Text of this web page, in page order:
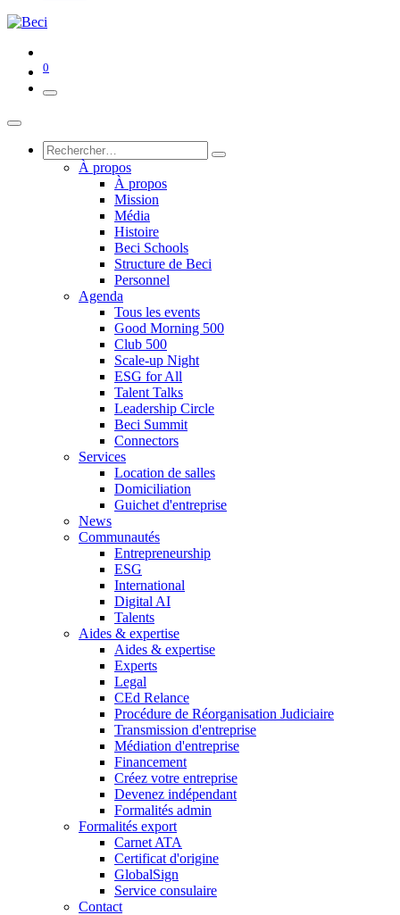
0
À propos
À propos
Mission
Média
Histoire
Beci Schools
Structure de Beci
Personnel
Agenda
Tous les events
Good Morning 500
Club 500
Scale-up Night
ESG for All
Talent Talks
Leadership Circle
Beci Summit
Connectors
Services
Location de salles
Domiciliation
Guichet d'entreprise
News
Communautés
Entrepreneurship
ESG
International
Digital AI
Talents
Aides & expertise
Aides & expertise
Experts
Legal
CEd Relance
Procédure de Réorganisation Judiciaire
Transmission d'entreprise
Médiation d'entreprise
Financement
Créez votre entreprise
Devenez indépendant
Formalités admin
Formalités export
Carnet ATA
Certificat d'origine
GlobalSign
Service consulaire
Contact